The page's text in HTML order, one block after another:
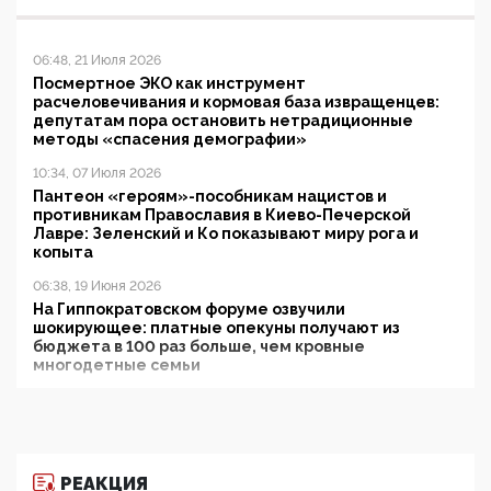
06:48, 21 Июля 2026
Посмертное ЭКО как инструмент
расчеловечивания и кормовая база извращенцев:
депутатам пора остановить нетрадиционные
методы «спасения демографии»
10:34, 07 Июля 2026
Пантеон «героям»-пособникам нацистов и
противникам Православия в Киево-Печерской
Лавре: Зеленский и Ко показывают миру рога и
копыта
06:38, 19 Июня 2026
На Гиппократовском форуме озвучили
шокирующее: платные опекуны получают из
бюджета в 100 раз больше, чем кровные
многодетные семьи
РЕАКЦИЯ